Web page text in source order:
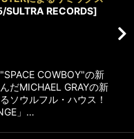
RECORDS]
COWBOY"の新
だMICHAEL GRAYの新
ソウルフル・ハウス！
」…